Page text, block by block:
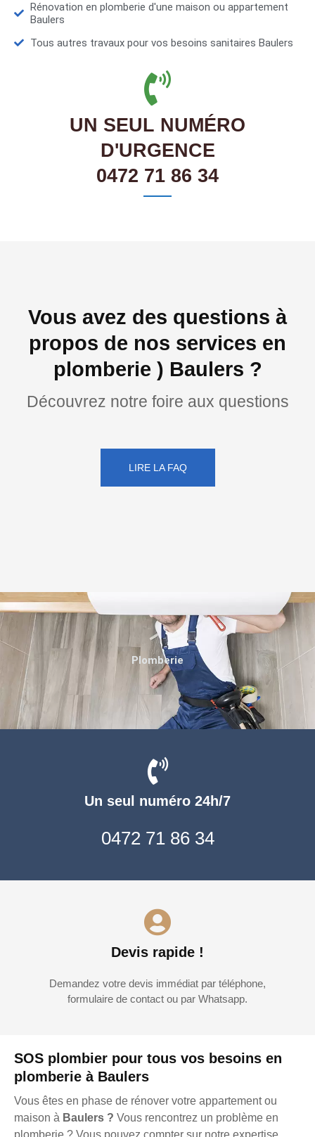
Rénovation en plomberie d'une maison ou appartement
Baulers
Tous autres travaux pour vos besoins sanitaires Baulers
UN SEUL NUMÉRO
D'URGENCE
0472 71 86 34
Vous avez des questions à
propos de nos services en
plomberie ) Baulers ?
Découvrez notre foire aux questions
LIRE LA FAQ
SOS plombier pour tous vos besoins en
plomberie à Baulers
Vous êtes en phase de rénover votre appartement ou
maison à Baulers ? Vous rencontrez un problème en
Un seul numéro 24h/7
0472 71 86 34
Devis rapide !
Demandez votre devis immédiat par téléphone,
formulaire de contact ou par Whatsapp.
Plomberie